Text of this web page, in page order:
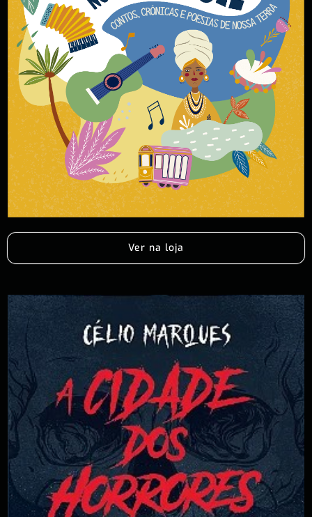
Ver na loja